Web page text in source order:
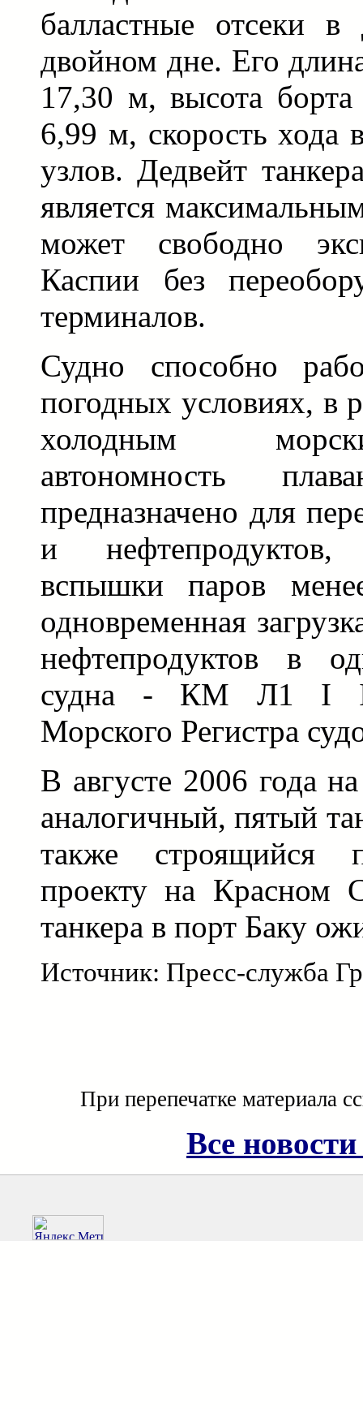
балластные отсеки
двойном дне. Его
17,30 м, высота
6,99 м, скорость хода
узлов. Дедвейт
является
может свободно
Каспии без
терминалов.
Судно способно
погодных условиях, в
холодным
автономность
предназначено для
и
вспышки паров
одновременная
нефтепродуктов в
судна - КМ Л1 I I
Морского Регистра
В августе 2006 года
аналогичный, пятый
также строящийся
проекту на Красном
танкера в порт Баку
Источник: Пресс-служба
При перепечатке материала
Все